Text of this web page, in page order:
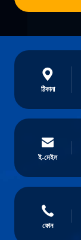
ঠিকানা
ই-মেইল
ফোন